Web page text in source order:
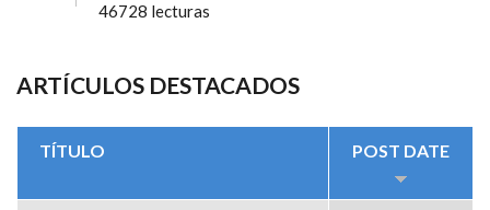
46728 lecturas
ARTÍCULOS DESTACADOS
TÍTULO POST DATE